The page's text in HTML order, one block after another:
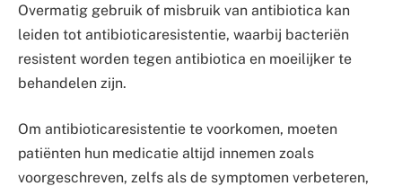
Overmatig gebruik of misbruik van antibiotica kan
leiden tot antibioticaresistentie, waarbij bacteriën
resistent worden tegen antibiotica en moeilijker te
behandelen zijn.
Om antibioticaresistentie te voorkomen, moeten
patiënten hun medicatie altijd innemen zoals
voorgeschreven, zelfs als de symptomen verbeteren,